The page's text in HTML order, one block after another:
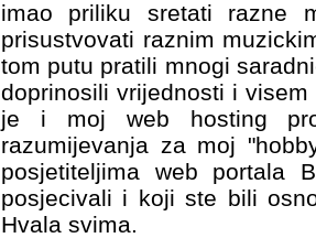
imao priliku sretati razne
prisustvovati raznim
tom putu pratili mnogi
doprinosili vrijednosti i
je i moj web hosting
razumijevanja za moj
posjetiteljima web portala
posjecivali i koji ste bili
Hvala svima.